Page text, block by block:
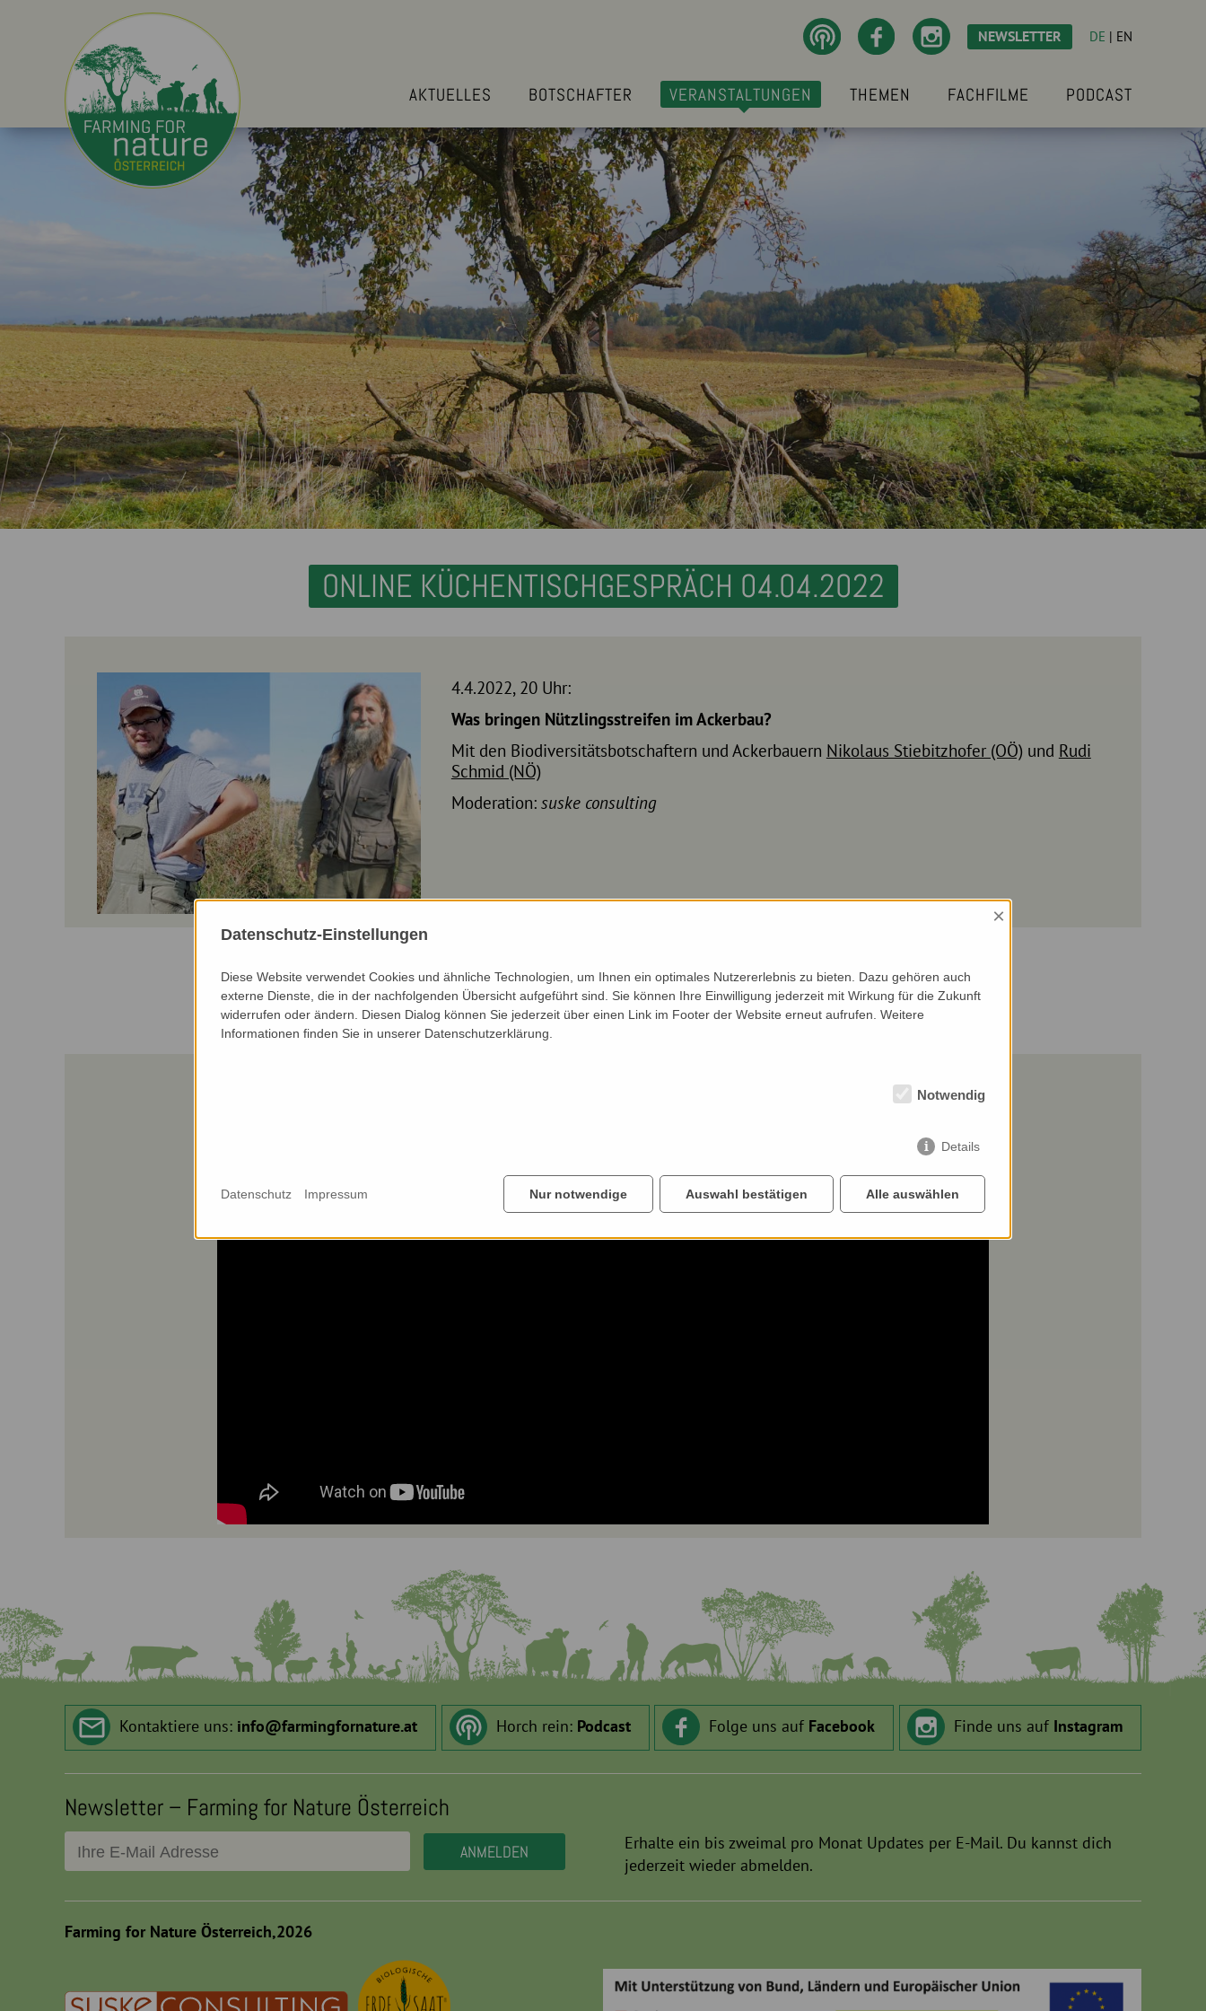
NEWSLETTER DE | EN
AKTUELLES BOTSCHAFTER VERANSTALTUNGEN THEMEN FACHFILME PODCAST
ONLINE KÜCHENTISCHGESPRÄCH 04.04.2022
4.4.2022, 20 Uhr:
Was bringen Nützlingsstreifen im Ackerbau?
Mit den Biodiversitätsbotschaftern und Ackerbauern Nikolaus Stiebitzhofer (OÖ) und Rudi
Schmid (NÖ)
Moderation: suske consulting
... ZUM NACHHÖREN
Kontaktiere uns: info@farmingfornature.at Horch rein: Podcast Folge uns auf Facebook Finde uns auf Instagram
Newsletter – Farming for Nature Österreich
Erhalte ein bis zweimal pro Monat Updates per E-Mail. Du kannst dich
jederzeit wieder abmelden.
Farming for Nature Österreich,2026
Datenschutz-Einstellungen
×
Diese Website verwendet Cookies und ähnliche Technologien, um Ihnen ein optimales Nutzererlebnis zu bieten. Dazu gehören auch
externe Dienste, die in der nachfolgenden Übersicht aufgeführt sind. Sie können Ihre Einwilligung jederzeit mit Wirkung für die Zukunft
widerrufen oder ändern. Diesen Dialog können Sie jederzeit über einen Link im Footer der Website erneut aufrufen. Weitere
Informationen finden Sie in unserer Datenschutzerklärung.
Notwendig
Details
Nur notwendige Auswahl bestätigen Alle auswählen
Datenschutz Impressum